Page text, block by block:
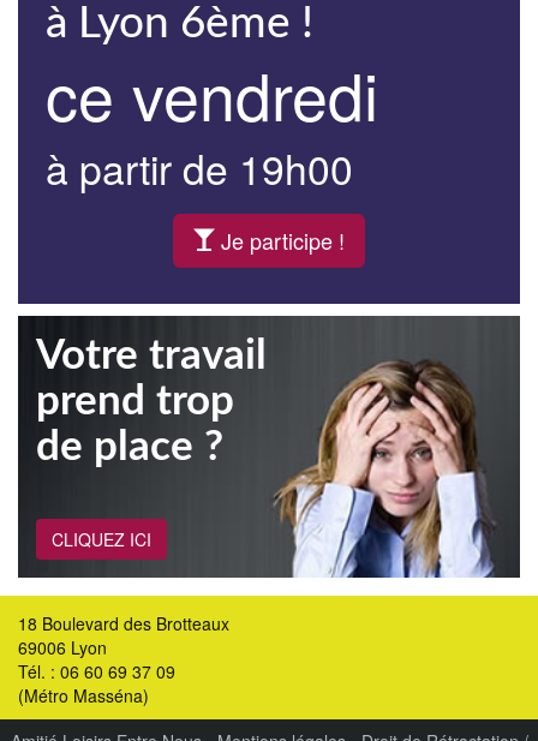
à Lyon 6ème !
ce vendredi
à partir de 19h00
Je participe !
Votre travail
prend trop
de place ?
CLIQUEZ ICI
18 Boulevard des Brotteaux
69006 Lyon
Tél. : 06 60 69 37 09
(Métro Masséna)